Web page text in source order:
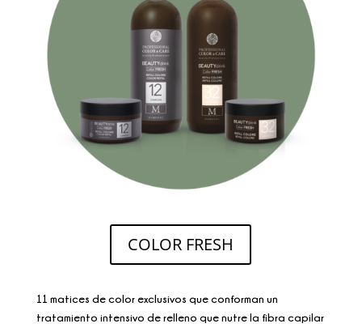
COLOR FRESH
11 matices de color exclusivos que conforman un
tratamiento intensivo de relleno que nutre la fibra capilar